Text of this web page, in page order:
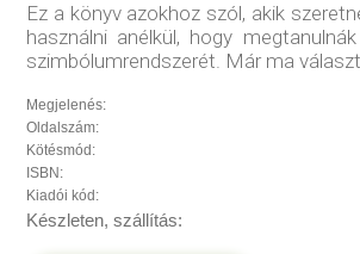
Ez a könyv azokhoz szól, akik
használni anélkül, hogy
szimbólumrendszerét. Már ma
Megjelenés:
Oldalszám:
Kötésmód:
ISBN:
Kiadói kód:
Készleten, szállítás: